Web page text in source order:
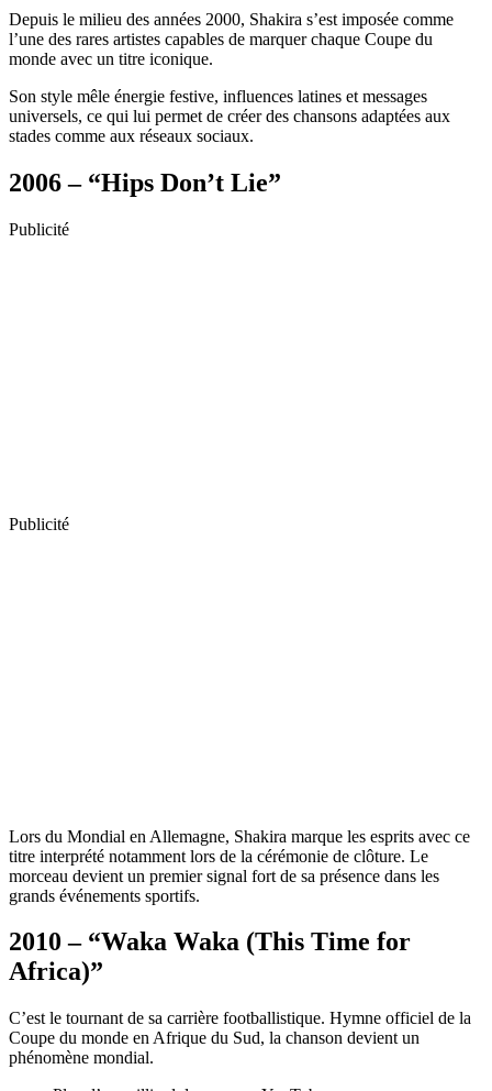
Depuis le milieu des années 2000, Shakira s’est imposée comme
l’une des rares artistes capables de marquer chaque Coupe du
monde avec un titre iconique.
Son style mêle énergie festive, influences latines et messages
universels, ce qui lui permet de créer des chansons adaptées aux
stades comme aux réseaux sociaux.
2006 – “Hips Don’t Lie”
Publicité
Publicité
Lors du Mondial en Allemagne, Shakira marque les esprits avec ce
titre interprété notamment lors de la cérémonie de clôture. Le
morceau devient un premier signal fort de sa présence dans les
grands événements sportifs.
2010 – “Waka Waka (This Time for
Africa)”
C’est le tournant de sa carrière footballistique. Hymne officiel de la
Coupe du monde en Afrique du Sud, la chanson devient un
phénomène mondial.